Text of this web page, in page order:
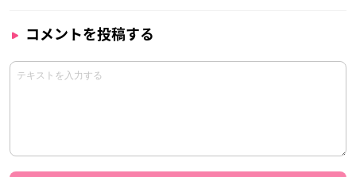
コメントを投稿する